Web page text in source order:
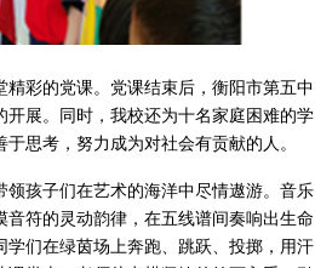
彩的党课。党课结束后，衡阳市第五中
展。同时，我校还为十名家庭困难的学
思考，努力成为对社会有贡献的人。
孩子们在艺术的海洋中尽情遨游。音乐
符的灵动韵律，在五线谱间奏响出生命
们在绿茵场上奔跑、跳跃、投掷，用汗